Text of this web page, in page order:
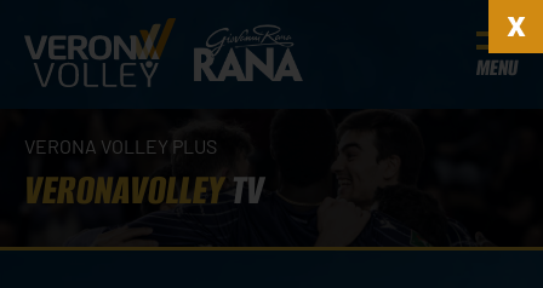
MENU
VERONA VOLLEY PLUS
VERONAVOLLEYTV